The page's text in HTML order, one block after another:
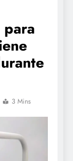
3 Mins